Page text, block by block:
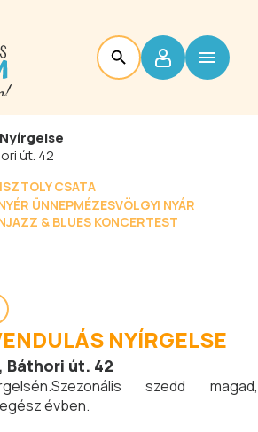
út. 42
CSATA
ÜNNEPMÉZESVÖLGYI NYÁR
JAZZ & BLUES KONCERTEST
NYÍRGELSE
, Báthori út. 42
szedd magad,
évben.